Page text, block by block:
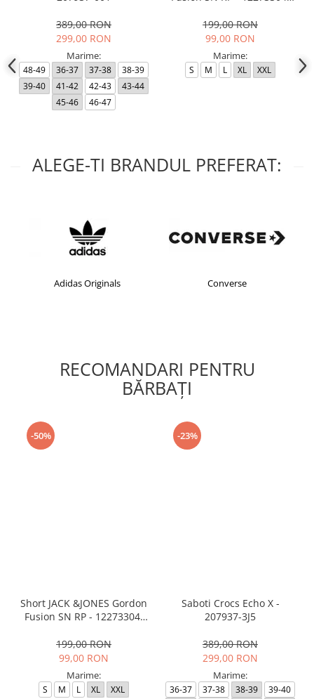
389,00 RON
299,00 RON
Marime:
48-49 36-37 37-38
38-39
39-40
41-42 42-43
43-44
45-46
46-47
199,00 RON
99,00 RON
Marime:
S M L XL XXL
ALEGE-TI BRANDUL PREFERAT:
Adidas Originals Converse
RECOMANDARI PENTRU
BĂRBAŢI
-50%
Short JACK &JONES Gordon
Fusion SN RP - 12273304-
199,00 RON
99,00 RON
Marime:
S M L XL XXL
-23%
Saboti Crocs Echo X -
207937-3J5
389,00 RON
299,00 RON
Marime:
36-37 37-38 38-39
39-40